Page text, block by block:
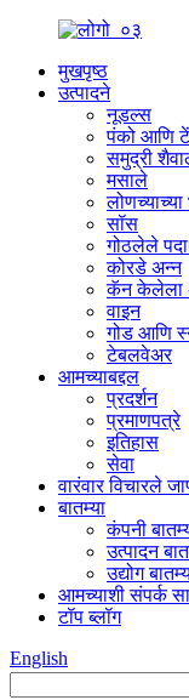
मुखपृष्ठ
उत्पादने
नूडल्स
पंको आणि
समुद्री
मसाले
लोणच्याच्या
सॉस
गोठलेले
कोरडे अन्न
कॅन केलेला
वाइन
गोड आणि
टेबलवेअर
आमच्याबद्दल
प्रदर्शन
प्रमाणपत्रे
इतिहास
सेवा
वारंवार विचारले
बातम्या
कंपनी
उत्पादन
उद्योग
आमच्याशी संपर्क
टॉप ब्लॉग
English